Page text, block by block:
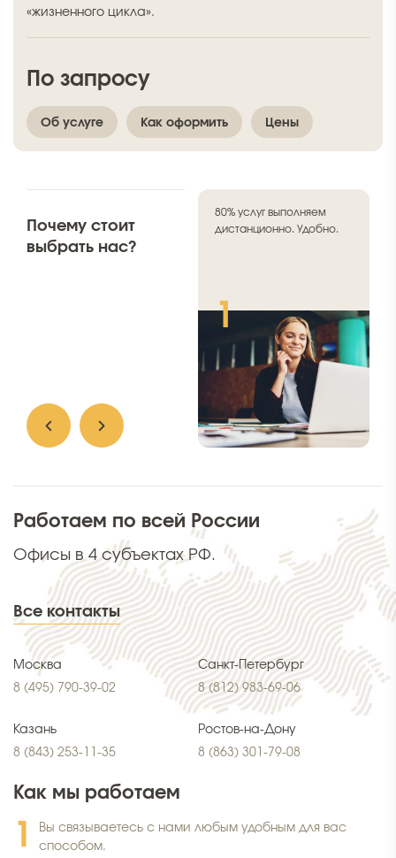
«жизненного цикла».
По запросу
Об услуге Как оформить Цены
Почему стоит
выбрать нас?
цены в городе.
80% услуг выполняем
дистанционно. Удобно.
1
Работаем по всей России
Офисы в 4 субъектах РФ.
Все контакты
Москва
8 (495) 790-39-02
Санкт-Петербург
8 (812) 983-69-06
Казань
8 (843) 253-11-35
Ростов-на-Дону
8 (863) 301-79-08
Как мы работаем
Вы связываетесь с нами любым удобным для вас
способом.